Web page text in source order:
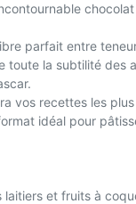
parfait entre
toute la subtilité des
vos recettes les
idéal pour
laitiers et fruits à